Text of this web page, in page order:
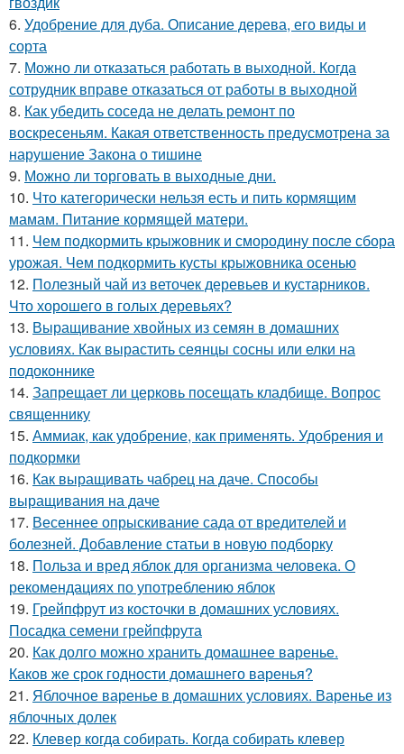
6. Удобрение для дуба. Описание дерева, его виды и
сорта
7. Можно ли отказаться работать в выходной. Когда
сотрудник вправе отказаться от работы в выходной
8. Как убедить соседа не делать ремонт по
воскресеньям. Какая ответственность предусмотрена за
нарушение Закона о тишине
9. Можно ли торговать в выходные дни.
10. Что категорически нельзя есть и пить кормящим
мамам. Питание кормящей матери.
11. Чем подкормить крыжовник и смородину после сбора
урожая. Чем подкормить кусты крыжовника осенью
12. Полезный чай из веточек деревьев и кустарников.
Что хорошего в голых деревьях?
13. Выращивание хвойных из семян в домашних
условиях. Как вырастить сеянцы сосны или елки на
подоконнике
14. Запрещает ли церковь посещать кладбище. Вопрос
священнику
15. Аммиак, как удобрение, как применять. Удобрения и
подкормки
16. Как выращивать чабрец на даче. Способы
выращивания на даче
17. Весеннее опрыскивание сада от вредителей и
болезней. Добавление статьи в новую подборку
18. Польза и вред яблок для организма человека. О
рекомендациях по употреблению яблок
19. Грейпфрут из косточки в домашних условиях.
Посадка семени грейпфрута
20. Как долго можно хранить домашнее варенье.
Каков же срок годности домашнего варенья?
21. Яблочное варенье в домашних условиях. Варенье из
яблочных долек
22. Клевер когда собирать. Когда собирать клевер